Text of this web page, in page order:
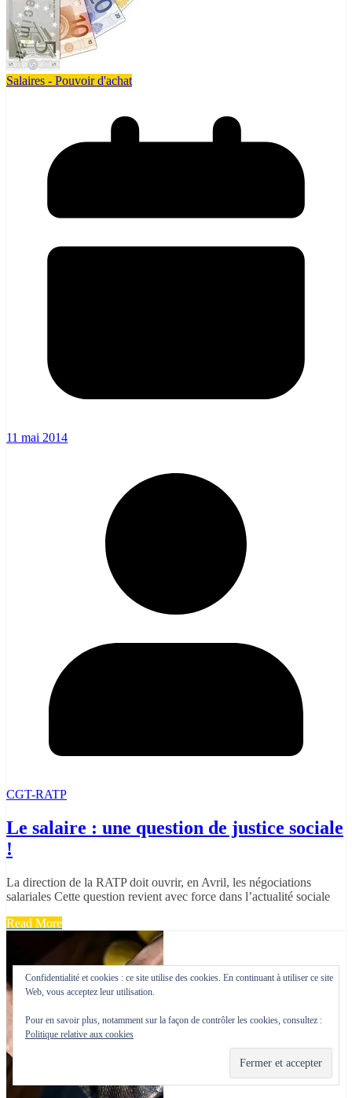
Salaires - Pouvoir d'achat
11 mai 2014
CGT-RATP
Le salaire : une question de justice sociale
!
La direction de la RATP doit ouvrir, en Avril, les négociations
salariales Cette question revient avec force dans l’actualité sociale
Read More
Confidentialité et cookies : ce site utilise des cookies. En continuant à utiliser ce site
Web, vous acceptez leur utilisation.
Pour en savoir plus, notamment sur la façon de contrôler les cookies, consultez :
Politique relative aux cookies